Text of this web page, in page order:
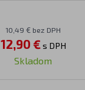
10,49 € bez DPH
12,90 €s DPH
Skladom